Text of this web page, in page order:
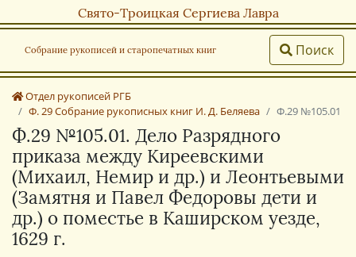
Свято-Троицкая Сергиева Лавра
Собрание рукописей и старопечатных книг Поиск
Отдел рукописей РГБ
Ф. 29 Собрание рукописных книг И. Д. Беляева
Ф.29 №105.01
Ф.29 №105.01. Дело Разрядного
приказа между Киреевскими
(Михаил, Немир и др.) и Леонтьевыми
(Замятня и Павел Федоровы дети и
др.) о поместье в Каширском уезде,
1629 г.